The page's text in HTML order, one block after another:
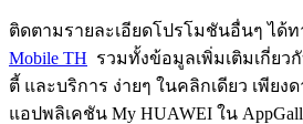
ติดตามรายละเอียดโปรโมชันอื่นๆ ได้ท
Mobile TH รวมทั้งข้อมูลเพิ่มเติมเกี่ยว
ตี้ และบริการ ง่ายๆ ในคลิกเดียว เพียง
แอปพลิเคชัน My HUAWEI ใน